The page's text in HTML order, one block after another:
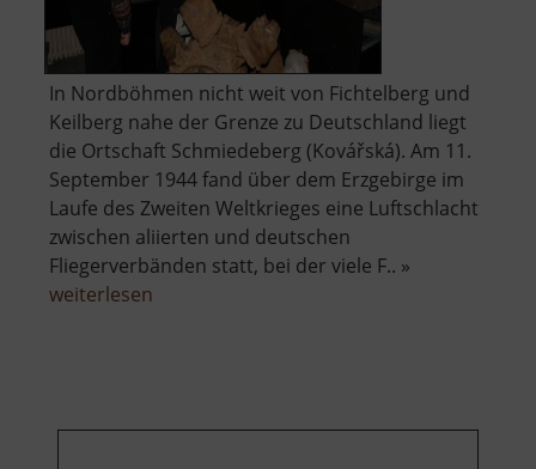
In Nordböhmen nicht weit von Fichtelberg und
Keilberg nahe der Grenze zu Deutschland liegt
die Ortschaft Schmiedeberg (Kovářská). Am 11.
September 1944 fand über dem Erzgebirge im
Laufe des Zweiten Weltkrieges eine Luftschlacht
zwischen aliierten und deutschen
Fliegerverbänden statt, bei der viele F.. »
weiterlesen
dem